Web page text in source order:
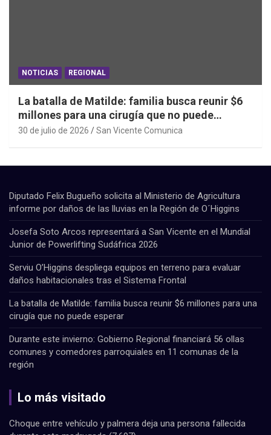
NOTICIAS REGIONAL
La batalla de Matilde: familia busca reunir $6
millones para una cirugía que no puede
esperar
30 de julio de 2026 San Vicente Comunica
Diputado Felix Bugueño solicita al Ministerio de Agricultura
informe por daños de las lluvias en la Región de O´Higgins
Josefa Soto Arcos representará a San Vicente en el Mundial
Junior de Powerlifting Sudáfrica 2026
Serviu O’Higgins despliega equipos en terreno para evaluar
daños habitacionales tras el Sistema Frontal
La batalla de Matilde: familia busca reunir $6 millones para una
cirugía que no puede esperar
Durante este invierno: Gobierno Regional financiará 56 ollas
comunes y comedores parroquiales en 11 comunas de la
región
Lo más visitado
Choque entre vehículo y palmera deja una persona fallecida